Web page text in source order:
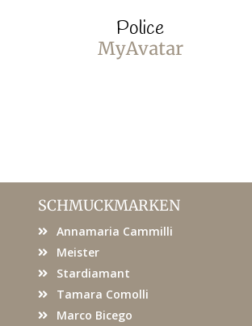
Police
MyAvatar
SCHMUCKMARKEN
Annamaria Cammilli
Meister
Stardiamant
Tamara Comolli
Marco Bicego